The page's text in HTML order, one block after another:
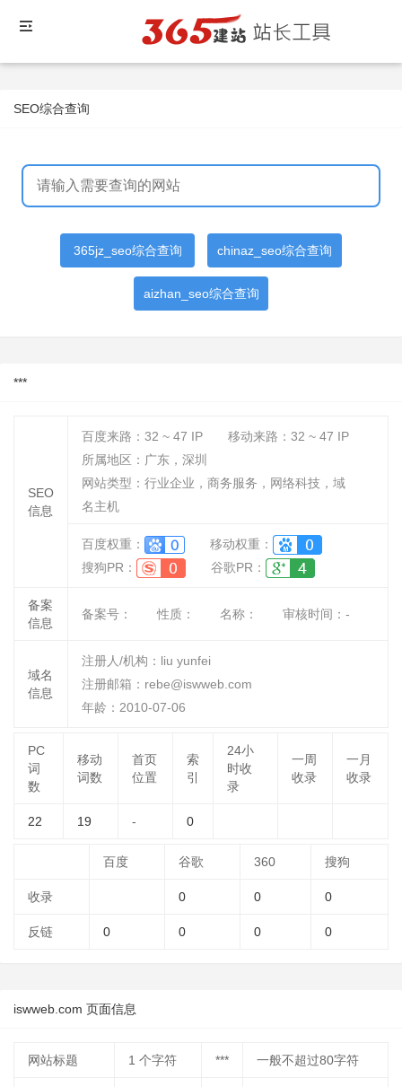
SEO综合查询
365jz_seo综合查询 chinaz_seo综合查询
aizhan_seo综合查询
***
SEO
信息
百度来路： 32 ~ 47 IP 移动来路： 32 ~ 47 IP
所属地区：广东，深圳
网站类型：行业企业，商务服务，网络科技，域
名主机
百度权重：
移动权重：
搜狗PR：
谷歌PR：
备案
信息
备案号： 性质： 名称： 审核时间： -
域名
信息
注册人/机构：liu yunfei
注册邮箱：rebe@iswweb.com
年龄：2010-07-06
PC
词
数
移动
词数
首页
位置
索
引
24小
时收
录
一周
收录
一月
收录
22 19 - 0
百度 谷歌 360 搜狗
收录 0 0 0
反链 0 0 0 0
iswweb.com 页面信息
网站标题 1 个字符 *** 一般不超过80字符